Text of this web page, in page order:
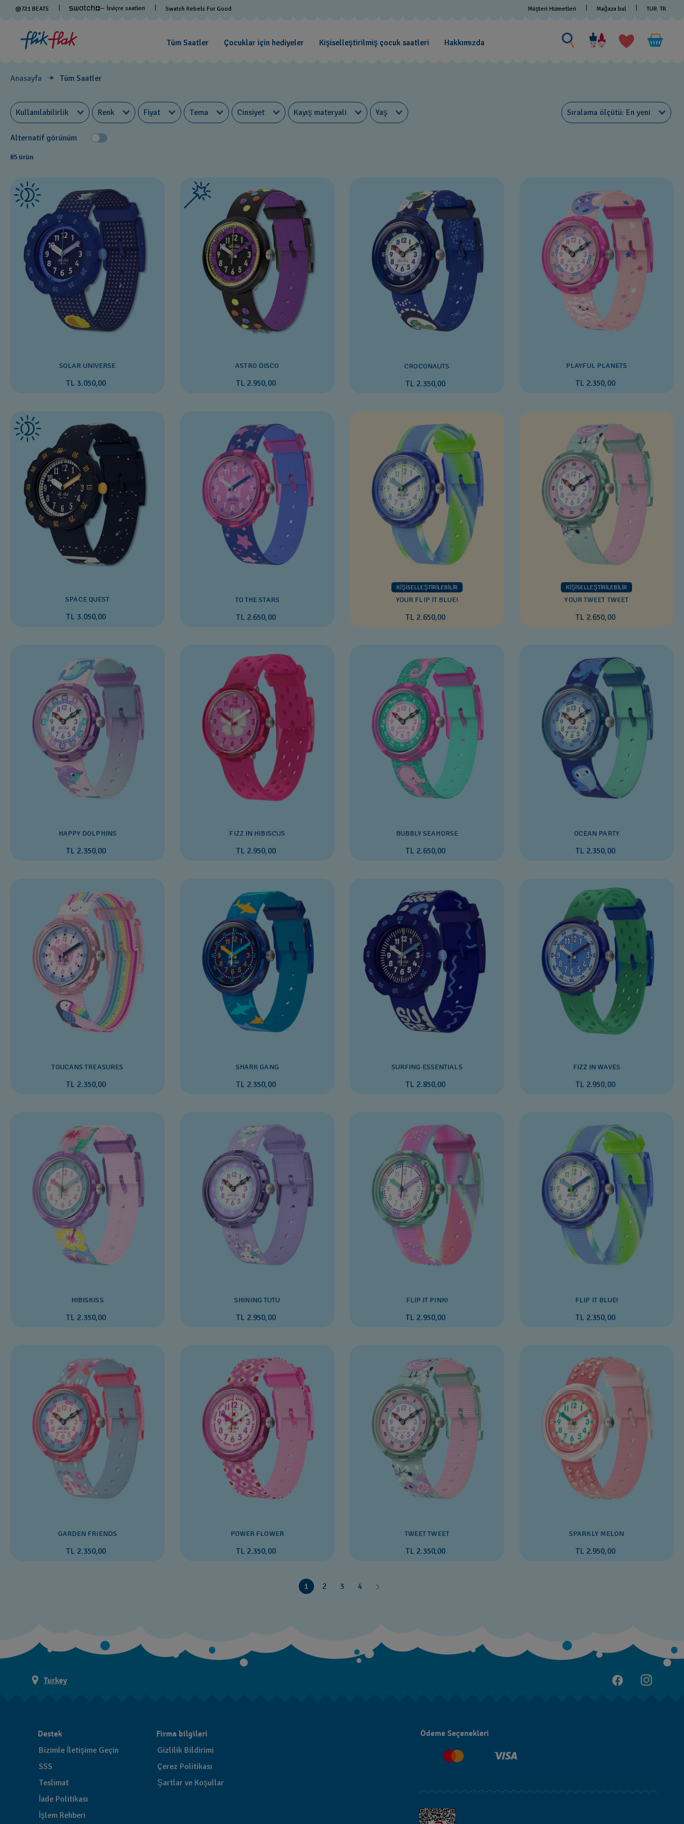
@721 BEATS — İsviçre saatleri Swatch Rebels For Good Müşteri Hizmetleri Mağaza bul TUR TR
Tüm Saatler Çocuklar için hediyeler Kişiselleştirilmiş çocuk saatleri Hakkımızda
Bir
şey
ara
Temaya
Göre
Saatler
Anasayfa Tüm Saatler
Kullanılabilirlik Renk Fiyat Tema Cinsiyet Kayış materyali Yaş Sıralama ölçütü En yeni
Alternatif görünüm
85 ürün
SOLAR UNIVERSE
TL 3.050,00
ASTRO DISCO
TL 2.950,00
CROCONAUTS
TL 2.350,00
PLAYFUL PLANETS
TL 2.350,00
SPACE QUEST
TL 3.050,00
TO THE STARS
TL 2.650,00
KİŞİSELLEŞTİRİLEBİLİR
YOUR FLIP IT BLUE!
TL 2.650,00
KİŞİSELLEŞTİRİLEBİLİR
YOUR TWEET TWEET
TL 2.650,00
HAPPY DOLPHINS
TL 2.350,00
FIZZ IN HIBISCUS
TL 2.950,00
BUBBLY SEAHORSE
TL 2.650,00
OCEAN PARTY
TL 2.350,00
TOUCANS TREASURES
TL 2.350,00
SHARK GANG
TL 2.350,00
SURFING ESSENTIALS
TL 2.850,00
FIZZ IN WAVES
TL 2.950,00
HIBISKISS
TL 2.350,00
SHINING TUTU
TL 2.950,00
FLIP IT PINK!
TL 2.950,00
FLIP IT BLUE!
TL 2.350,00
GARDEN FRIENDS
TL 2.350,00
POWER FLOWER
TL 2.350,00
TWEET TWEET
TL 2.350,00
SPARKLY MELON
TL 2.950,00
1 2 3 4
Turkey
Destek
Bizimle İletişime Geçin
SSS
Teslimat
İade Politikası
İşlem Rehberi
Firma bilgileri
Gizlilik Bildirimi
Çerez Politikası
Şartlar ve Koşullar
Ödeme Seçenekleri